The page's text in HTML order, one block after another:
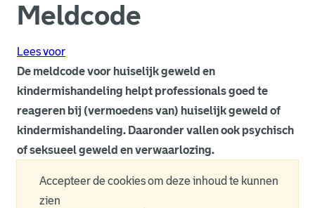
Meldcode
Lees voor
De meldcode voor huiselijk geweld en
kindermishandeling helpt professionals goed te
reageren bij (vermoedens van) huiselijk geweld of
kindermishandeling. Daaronder vallen ook psychisch
of seksueel geweld en verwaarlozing.
Accepteer de cookies om deze inhoud te kunnen
zien